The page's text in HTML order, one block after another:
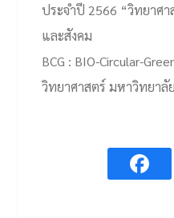
ประจำปี 2566 “วิทยาศ
และสังคม
BCG : BIO-Circular-
วิทยาศาสตร์ มหาวิทยาลั